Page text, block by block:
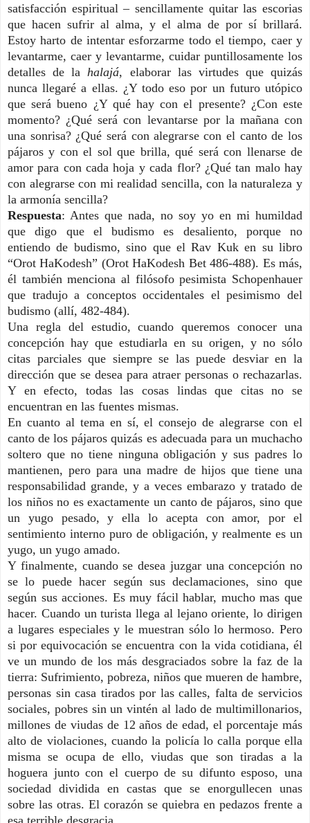
satisfacción espiritual – sencillamente quitar las escorias
que hacen sufrir al alma, y el alma de por sí brillará.
Estoy harto de intentar esforzarme todo el tiempo, caer y
levantarme, caer y levantarme, cuidar puntillosamente los
detalles de la halajá, elaborar las virtudes que quizás
nunca llegaré a ellas. ¿Y todo eso por un futuro utópico
que será bueno ¿Y qué hay con el presente? ¿Con este
momento? ¿Qué será con levantarse por la mañana con
una sonrisa? ¿Qué será con alegrarse con el canto de los
pájaros y con el sol que brilla, qué será con llenarse de
amor para con cada hoja y cada flor? ¿Qué tan malo hay
con alegrarse con mi realidad sencilla, con la naturaleza y
la armonía sencilla?
Respuesta: Antes que nada, no soy yo en mi humildad
que digo que el budismo es desaliento, porque no
entiendo de budismo, sino que el Rav Kuk en su libro
“Orot HaKodesh” (Orot HaKodesh Bet 486-488). Es más,
él también menciona al filósofo pesimista Schopenhauer
que tradujo a conceptos occidentales el pesimismo del
budismo (allí, 482-484).
Una regla del estudio, cuando queremos conocer una
concepción hay que estudiarla en su origen, y no sólo
citas parciales que siempre se las puede desviar en la
dirección que se desea para atraer personas o rechazarlas.
Y en efecto, todas las cosas lindas que citas no se
encuentran en las fuentes mismas.
En cuanto al tema en sí, el consejo de alegrarse con el
canto de los pájaros quizás es adecuada para un muchacho
soltero que no tiene ninguna obligación y sus padres lo
mantienen, pero para una madre de hijos que tiene una
responsabilidad grande, y a veces embarazo y tratado de
los niños no es exactamente un canto de pájaros, sino que
un yugo pesado, y ella lo acepta con amor, por el
sentimiento interno puro de obligación, y realmente es un
yugo, un yugo amado.
Y finalmente, cuando se desea juzgar una concepción no
se lo puede hacer según sus declamaciones, sino que
según sus acciones. Es muy fácil hablar, mucho mas que
hacer. Cuando un turista llega al lejano oriente, lo dirigen
a lugares especiales y le muestran sólo lo hermoso. Pero
si por equivocación se encuentra con la vida cotidiana, él
ve un mundo de los más desgraciados sobre la faz de la
tierra: Sufrimiento, pobreza, niños que mueren de hambre,
personas sin casa tirados por las calles, falta de servicios
sociales, pobres sin un vintén al lado de multimillonarios,
millones de viudas de 12 años de edad, el porcentaje más
alto de violaciones, cuando la policía lo calla porque ella
misma se ocupa de ello, viudas que son tiradas a la
hoguera junto con el cuerpo de su difunto esposo, una
sociedad dividida en castas que se enorgullecen unas
sobre las otras. El corazón se quiebra en pedazos frente a
esa terrible desgracia.